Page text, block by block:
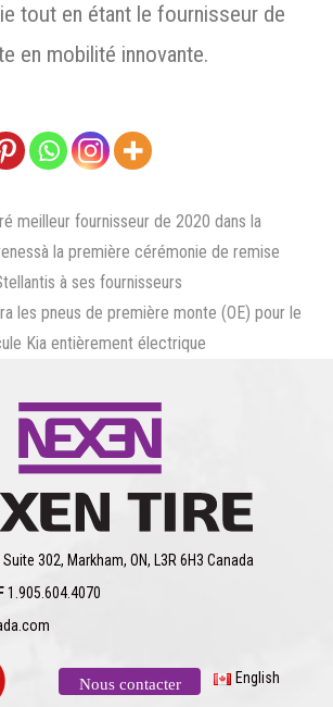
tout en étant le fournisseur de
en mobilité innovante.
meilleur fournisseur de 2020 dans la
la première cérémonie de remise
à ses fournisseurs
les pneus de première monte (OE) pour le
Kia entièrement électrique
302, Markham, ON, L3R 6H3 Canada
F1.905.604.4070
Nous contacter English